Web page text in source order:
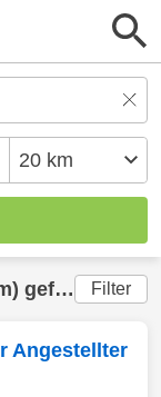
Filter
Angestellter